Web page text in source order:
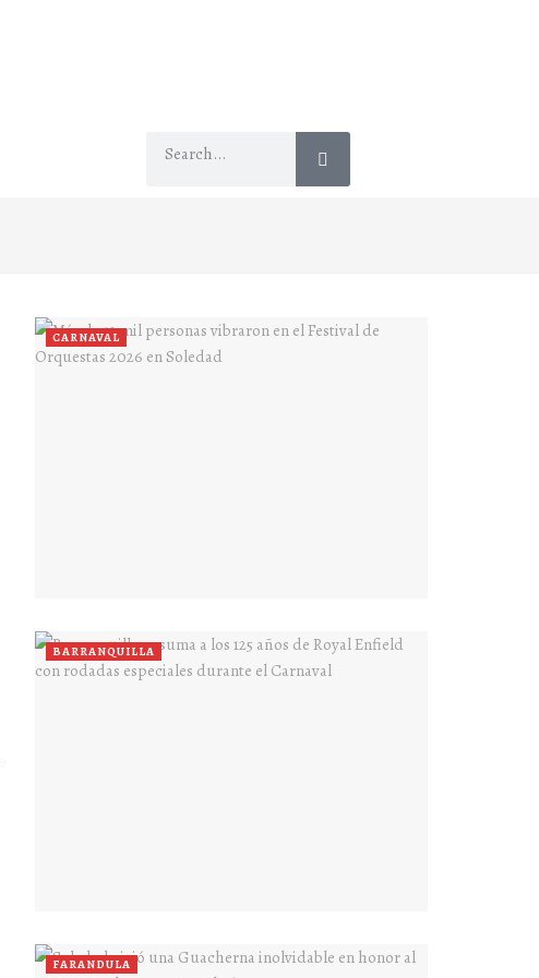
CARNAVAL
BARRANQUILLA
FARANDULA